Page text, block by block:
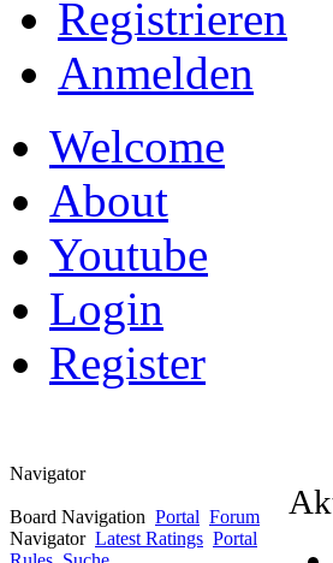
Registrieren
Anmelden
Welcome
About
Youtube
Login
Register
Navigator
Board Navigation Portal Forum
Navigator Latest Ratings Portal